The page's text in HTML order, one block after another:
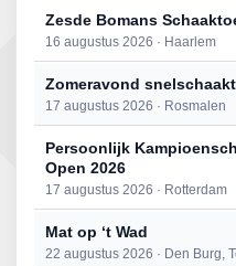
Zesde Bomans
16 augustus 2026 · Haarlem
Zomeravond
17 augustus 2026 · Rosmalen
Persoonlijk
Open 2026
17 augustus 2026 · Rotterdam
Mat op ‘t Wad
22 augustus 2026 · Den Burg,